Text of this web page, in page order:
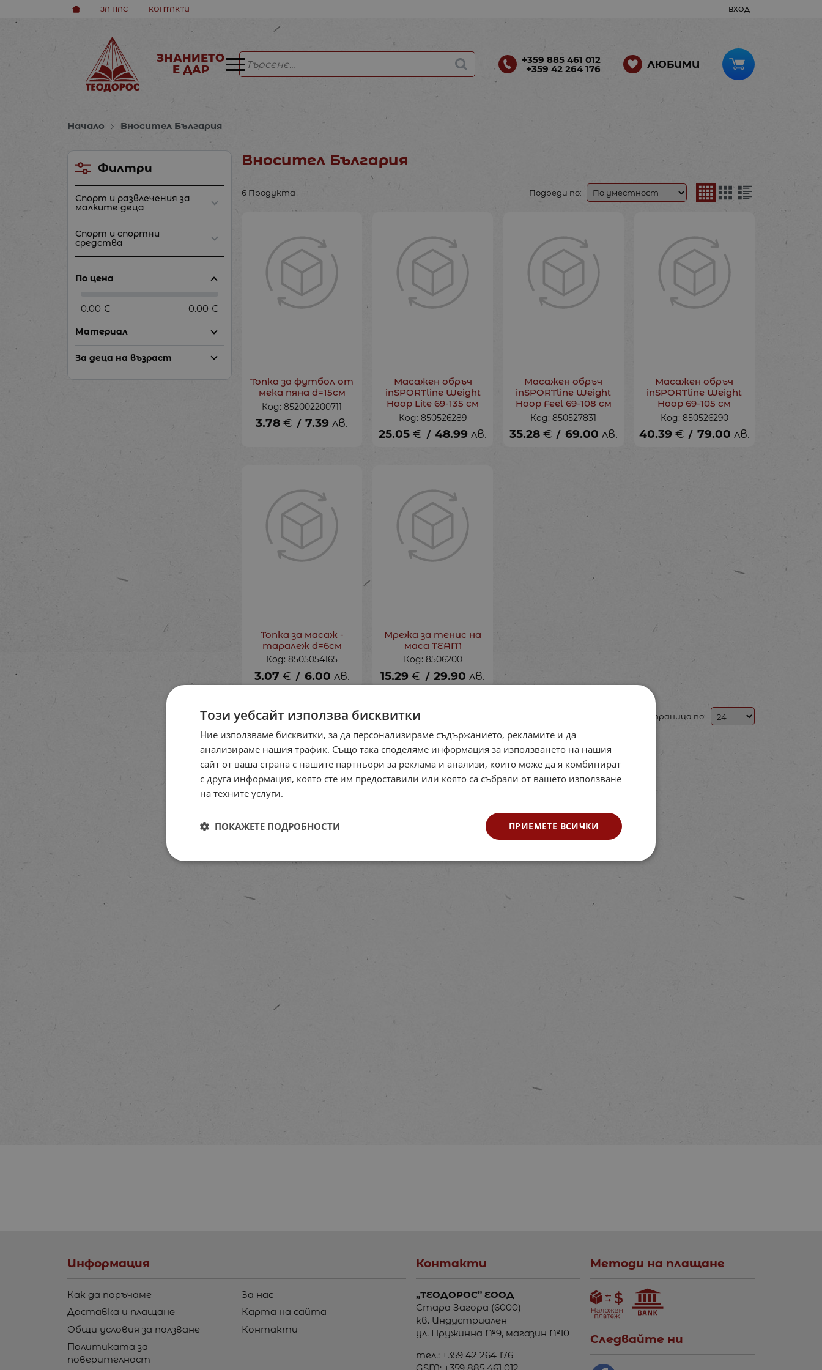
ЗА НАС КОНТАКТИ ВХОД
ЗНАНИЕТО
Е ДАР
+359 885 461 012
+359 42 264 176 ЛЮБИМИ
Начало Вносител България
Вносител България
6 Продукта Подреди по:
Топка за футбол от
мека пяна d=15см
Код: 852002200711
3.78 € / 7.39 лв.
Масажен обръч
inSPORTline Weight
Hoop Lite 69-135 см
Код: 850526289
25.05 € / 48.99 лв.
Масажен обръч
inSPORTline Weight
Hoop Feel 69-108 см
Код: 850527831
35.28 € / 69.00 лв.
Масажен обръч
inSPORTline Weight
Hoop 69-105 см
Код: 850526290
40.39 € / 79.00 лв.
Топка за масаж -
таралеж d=6см
Код: 8505054165
3.07 € / 6.00 лв.
Мрежа за тенис на
маса TEAM
Код: 8506200
15.29 € / 29.90 лв.
На страница по:
Филтри
Спорт и развлечения за
малките деца
Спорт и спортни
средства
По цена
0.00 € 0.00 €
Материал
За деца на възраст
Информация
Как да поръчаме
Доставка и плащане
Общи условия за ползване
Политиката за
поверителност
За нас
Карта на сайта
Контакти
Контакти
„ТЕОДОРОС” ЕООД
Стара Загора (6000)
кв. Индустриален
ул. Пружинна №9, магазин №10
тел.: +359 42 264 176
Методи на плащане
Следвайте ни
Този уебсайт използва бисквитки
Ние използваме бисквитки, за да персонализираме съдържанието, рекламите и да
анализираме нашия трафик. Също така споделяме информация за използването на нашия
сайт от ваша страна с нашите партньори за реклама и анализи, които може да я комбинират
с друга информация, която сте им предоставили или която са събрали от вашето използване
на техните услуги.
ПРИЕМЕТЕ ВСИЧКИ
ПОКАЖЕТЕ ПОДРОБНОСТИ